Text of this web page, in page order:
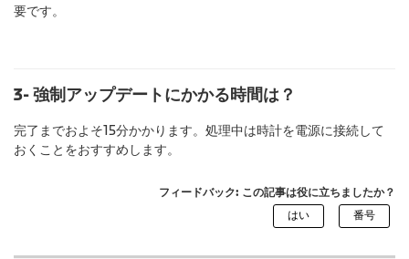
要です。
3- 強制アップデートにかかる時間は？
完了までおよそ15分かかります。処理中は時計を電源に接続して
おくことをおすすめします。
フィードバック: この記事は役に立ちましたか？